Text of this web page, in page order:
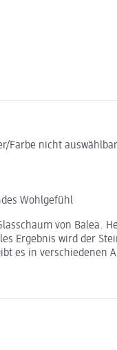
Farbe nicht auswählbar
Wohlgefühl
von Balea.
Ergebnis wird der
es in